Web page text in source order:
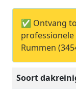
✅ Ontvang
Rummen
Soort